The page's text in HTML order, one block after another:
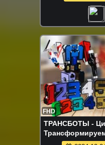
FHD
ТРАНСБОТЫ -
машинки